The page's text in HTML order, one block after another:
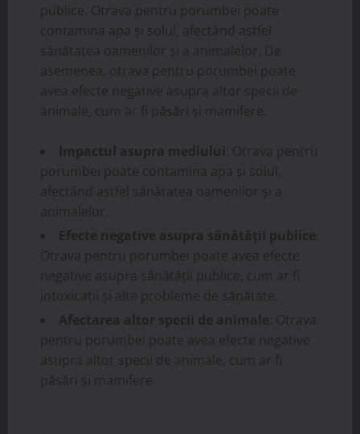
publice. Otrava pentru porumbei poate
contamina apa și solul, afectând astfel
sănătatea oamenilor și a animalelor. De
asemenea, otrava pentru porumbei poate
avea efecte negative asupra altor specii de
animale, cum ar fi păsări și mamifere.
Impactul asupra mediului : Otrava pentru
porumbei poate contamina apa și solul,
afectând astfel sănătatea oamenilor și a
animalelor.
Efecte negative asupra sănătății publice
Otrava pentru porumbei poate avea efecte
negative asupra sănătății publice, cum ar fi
intoxicații și alte probleme de sănătate.
Afectarea altor specii de animale : Otrava
pentru porumbei poate avea efecte negative
asupra altor specii de animale, cum ar fi
păsări și mamifere.